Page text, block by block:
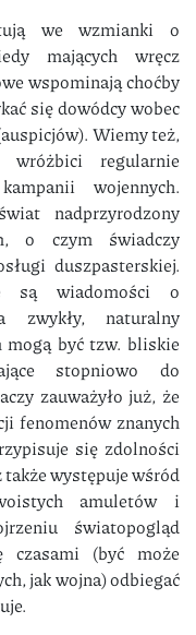
we wzmianki o
mających wręcz
wspominają choćby
się dowódcy wobec
Wiemy też,
wróżbici regularnie
wojennych.
nadprzyrodzony
o czym świadczy
duszpasterskiej.
są wiadomości o
zwykły, naturalny
mogą być tzw. bliskie
stopniowo do
zauważyło już, że
fenomenów znanych
się zdolności
także występuje wśród
amuletów i
światopogląd
czasami (być może
jak wojna) odbiegać